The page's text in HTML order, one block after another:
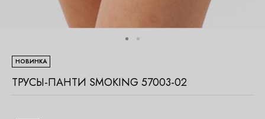
НОВИНКА
ТРУСЫ-ПАНТИ SMOKING 57003-02